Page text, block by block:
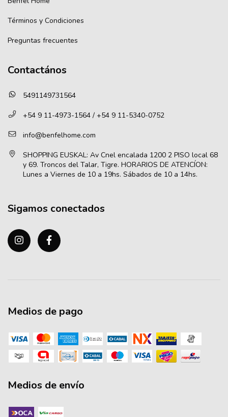
Términos y Condiciones
Preguntas frecuentes
Contactános
5491149731564
+54 9 11-4973-1564 / +54 9 11-5340-0752
info@benfelhome.com
Sigamos conectados
Medios de pago
Medios de envío